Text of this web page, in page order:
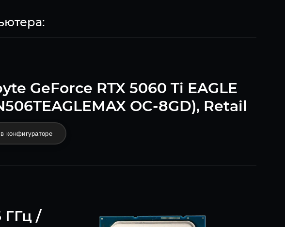
GeForce RTX 5060 Ti EAGLE
OC-8GD), Retail
конфигураторе
ГГц /